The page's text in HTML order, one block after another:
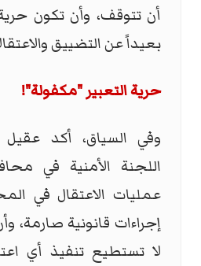
أن تتوقف، وأن تكون
بعيداً عن التضييق
حرية التعبير "مكفولة"!
وفي السياق، أكد عقيل
اللجنة الأمنية في
عمليات الاعتقال في
إجراءات قانونية صارمة،
لا تستطيع تنفيذ أي